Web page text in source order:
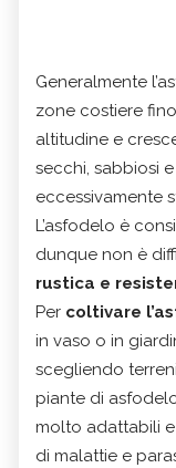
Generalmente
zone costiere
altitudine e
secchi, sabbiosi
eccessivamente
L’asfodelo è
dunque non è
rustica e
Per coltivare
in vaso o in
scegliendo
piante di
molto adattabili e
di malattie e